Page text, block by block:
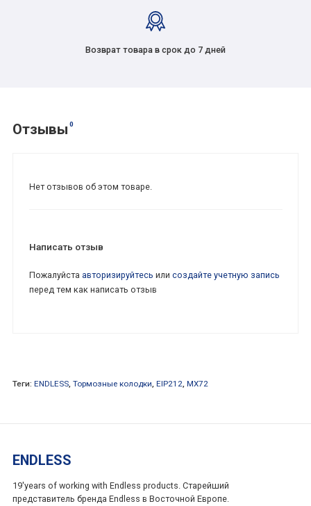
Возврат товара в срок до 7 дней
Отзывы 0
Нет отзывов об этом товаре.
Написать отзыв
Пожалуйста авторизируйтесь или создайте учетную запись
перед тем как написать отзыв
Теги: ENDLESS Тормозные колодки EIP212 MX72
ENDLESS
19'years of working with Endless products. Старейший
представитель бренда Endless в Восточной Европе.